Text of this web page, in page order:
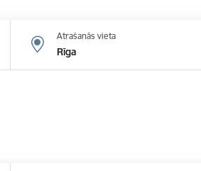
Atrašanās vieta
Rīga